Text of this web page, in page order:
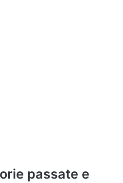
passate e